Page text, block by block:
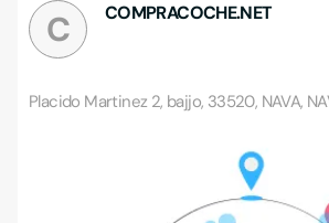
C COMPRACOCHE.NET
Placido Martinez 2, bajjo, 33520, NAVA,